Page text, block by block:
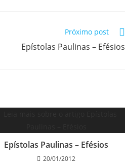
Próximo post
Epístolas Paulinas – Efésios
Epístolas Paulinas – Efésios
20/01/2012